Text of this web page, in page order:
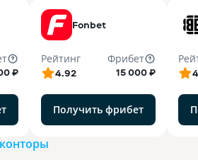
₽
Fonbet
Рейтинг
4.92
Фрибет
15 000 ₽
Получить фрибет